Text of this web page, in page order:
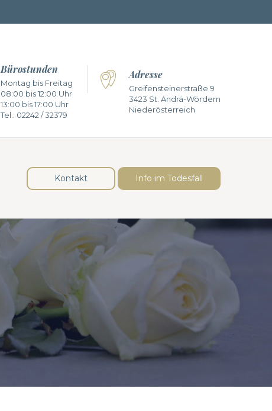
Bürostunden
Montag bis Freitag
08:00 bis 12:00 Uhr
13:00 bis 17:00 Uhr
Tel.: 02242 / 32379
Adresse
Greifensteinerstraße 9
3423 St. Andrä-Wördern
Niederösterreich
Kontakt Info im Todesfall